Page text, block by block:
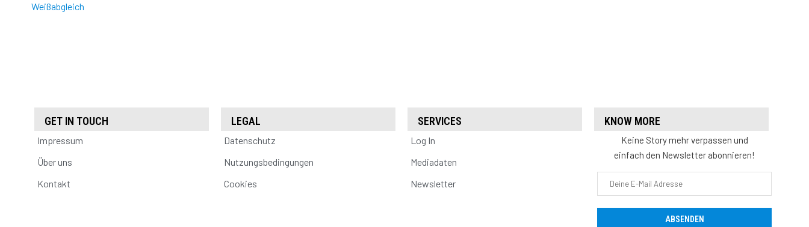
Weißabgleich
GET IN TOUCH
Impressum
Über uns
Kontakt
LEGAL
Datenschutz
Nutzungsbedingungen
Cookies
SERVICES
Log In
Mediadaten
Newsletter
KNOW MORE
Keine Story mehr verpassen und
einfach den Newsletter abonnieren!